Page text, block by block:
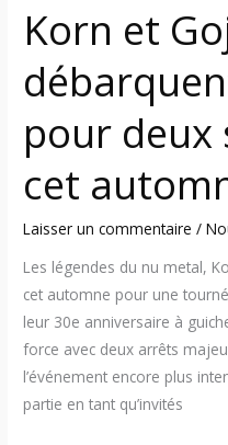
Korn et
pour deux
cet
Laisser un commentaire /
Les légendes du nu metal,
cet automne pour une
leur 30e anniversaire à
force avec deux arrêts
l’événement encore plus
partie en tant qu’invités